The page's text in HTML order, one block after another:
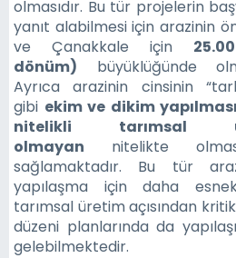
olmasıdır. Bu tür projelerin
yanıt alabilmesi için arazinin
ve Çanakkale için
dönüm) büyüklüğünde
Ayrıca arazinin cinsinin
gibi ekim ve dikim
nitelikli tarımsal
olmayan nitelikte
sağlamaktadır. Bu tür
yapılaşma için daha
tarımsal üretim açısından
düzeni planlarında da
gelebilmektedir.